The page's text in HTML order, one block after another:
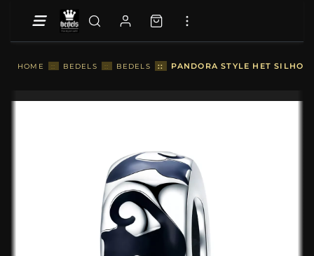
HOME :: BEDELS :: BEDELS :: PANDORA STYLE HET